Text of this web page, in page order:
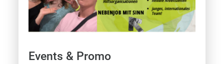
Events & Promo